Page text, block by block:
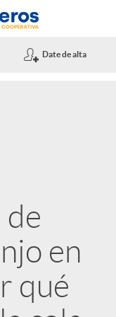
Date de alta
de
en
qué